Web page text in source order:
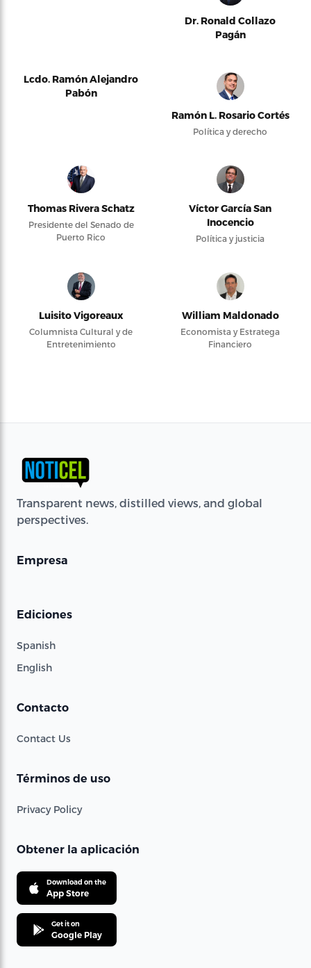
Dr. Ronald Collazo
Pagán
Lcdo. Ramón Alejandro
Pabón
Ramón L. Rosario Cortés
Política y derecho
Thomas Rivera Schatz
Presidente del Senado de
Puerto Rico
Víctor García San
Inocencio
Política y justicia
Luisito Vigoreaux
Columnista Cultural y de
Entretenimiento
William Maldonado
Economista y Estratega
Financiero
Transparent news, distilled views, and global
perspectives.
Empresa
Ediciones
Spanish
English
Contacto
Contact Us
Términos de uso
Privacy Policy
Obtener la aplicación
Download on the
App Store
Get it on
Google Play